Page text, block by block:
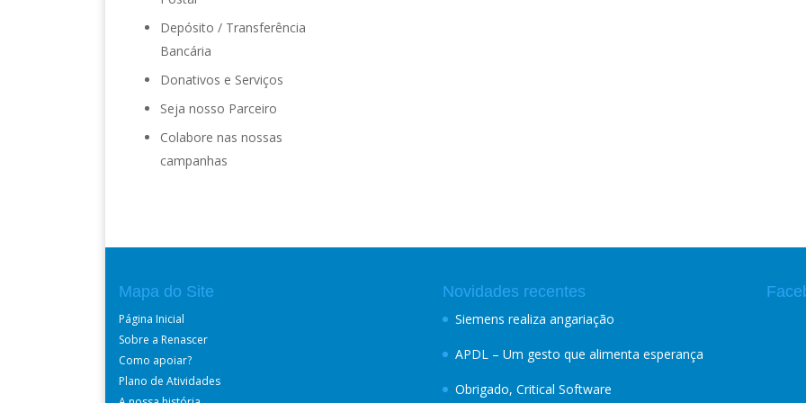
Depósito / Transferência
Bancária
Donativos e Serviços
Seja nosso Parceiro
Colabore nas nossas
campanhas
Mapa do Site
Página Inicial
Sobre a Renascer
Como apoiar?
Plano de Atividades
Novidades recentes
Siemens realiza angariação
APDL – Um gesto que alimenta esperança
Obrigado, Critical Software